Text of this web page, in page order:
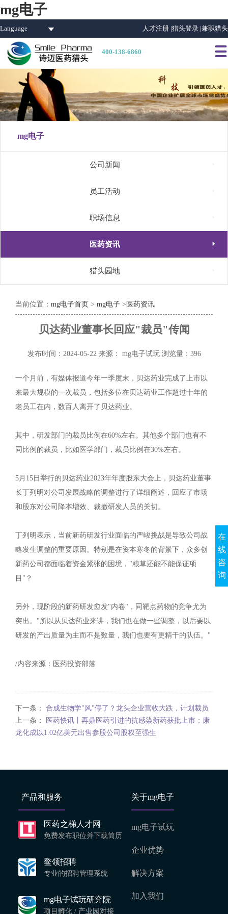
mg电子
Language 人才注册 |猎头登录 |兼职猎头
400-138-6860 
mg电子
公司新闻
员工活动
职场信息
医药资讯 
猎头园地
当前位置： mg电子首页 > mg电子 > 医药资讯
贝达药业董事长回应"裁员"传闻
发布时间：2024-05-22 来源： mg电子试玩 浏览量：396
一个月前，有媒体报道今年一季度末，贝达药业完成了上市以
来最大规模的一次裁员，包括多位在贝达药业工作超过十年的
老员工在内，数百人离开了贝达药业。
其中，研发部门的裁员比例在60%左右。其他多个部门也有不
同比例的裁员，比如医学部门，裁员比例在30%左右。
5月15日举行的贝达药业2023年年度股东大会上，贝达药业董事
长丁列明对公司发展战略的调整进行了详细阐述，回应了市场
和股东对公司降本增效、裁撤研发人员的关切。
丁列明表示，当前新药研发行业面临的严峻挑战是导致公司战
略发生调整的重要原因。特别是在资本寒冬的背景下，众多创
新药公司都面临着资金紧张的困境，"粮草还能不能保证项
目"？
另外，现阶段的新药研发愈发"内卷"，同靶点药物的竞争尤为
突出。"所以从贝达药业来讲，我们也在做一些调整，以后要以
研发的产出质量为主而不是数量，我们也要有更精干的队伍。"
/内容来源：医药投资部落
下一条： 合成生物学"风"停了？龙头企业营收大跌，计划裁员
上一条：
医药快讯丨再鼎医药引进的抗感染新药获批上市；康
龙化成以1.02亿美元出售参股公司股权至强生
产品和服务
医药之梯人才网
免费发布职位并下载简历
鳌领招聘
专业的招聘管理系统
mg电子试玩研究院
项目孵化 / 产业园对接
关于mg电子
mg电子试玩
企业优势
解决方案
加入我们
在
线
咨
询